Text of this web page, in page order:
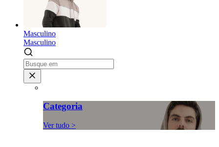
Masculino
Masculino
Categoria
Ver tudo >